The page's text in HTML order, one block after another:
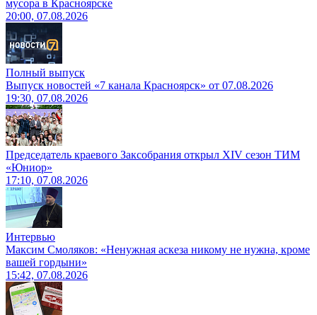
мусора в Красноярске
20:00, 07.08.2026
Полный выпуск
Выпуск новостей «7 канала Красноярск» от 07.08.2026
19:30, 07.08.2026
Председатель краевого Заксобрания открыл XIV сезон ТИМ
«Юниор»
17:10, 07.08.2026
Интервью
Максим Смоляков: «Ненужная аскеза никому не нужна, кроме
вашей гордыни»
15:42, 07.08.2026